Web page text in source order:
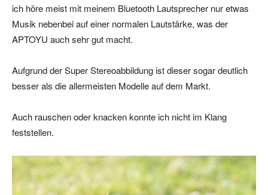
ich höre meist mit meinem Bluetooth Lautsprecher nur etwas
Musik nebenbei auf einer normalen Lautstärke, was der
APTOYU auch sehr gut macht.
Aufgrund der Super Stereoabbildung ist dieser sogar deutlich
besser als die allermeisten Modelle auf dem Markt.
Auch rauschen oder knacken konnte ich nicht im Klang
feststellen.